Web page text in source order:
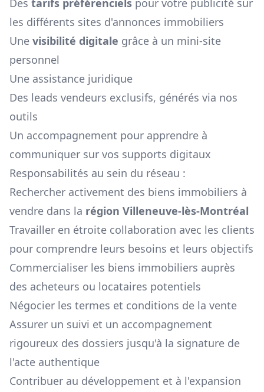
Des tarifs préférenciels pour votre publicité sur
les différents sites d'annonces immobiliers
Une visibilité digitale grâce à un mini-site
personnel
Une assistance juridique
Des leads vendeurs exclusifs, générés via nos
outils
Un accompagnement pour apprendre à
communiquer sur vos supports digitaux
Responsabilités au sein du réseau :
Rechercher activement des biens immobiliers à
vendre dans la région Villeneuve-lès-Montréal
Travailler en étroite collaboration avec les clients
pour comprendre leurs besoins et leurs objectifs
Commercialiser les biens immobiliers auprès
des acheteurs ou locataires potentiels
Négocier les termes et conditions de la vente
Assurer un suivi et un accompagnement
rigoureux des dossiers jusqu'à la signature de
l'acte authentique
Contribuer au développement et à l'expansion